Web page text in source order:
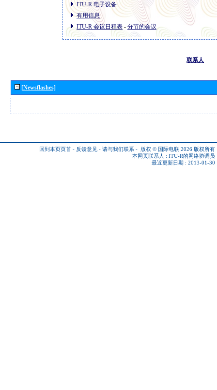
ITU-R 电子设备
有用信息
ITU-R 会议日程表 - 分节的会议
联系人
[Newsflashes]
回到本页页首 - 反馈意见 - 请与我们联系 - 版权 © 国际电联 2026 版权所有
本网页联系人 : ITU-R的网络协调员
最近更新日期 : 2013-01-30